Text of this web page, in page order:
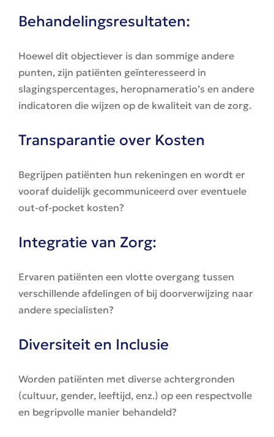
Behandelingsresultaten:
Hoewel dit objectiever is dan sommige andere
punten, zijn patiënten geïnteresseerd in
slagingspercentages, heropnameratio’s en andere
indicatoren die wijzen op de kwaliteit van de zorg.
Transparantie over Kosten
Begrijpen patiënten hun rekeningen en wordt er
vooraf duidelijk gecommuniceerd over eventuele
out-of-pocket kosten?
Integratie van Zorg:
Ervaren patiënten een vlotte overgang tussen
verschillende afdelingen of bij doorverwijzing naar
andere specialisten?
Diversiteit en Inclusie
Worden patiënten met diverse achtergronden
(cultuur, gender, leeftijd, enz.) op een respectvolle
en begripvolle manier behandeld?